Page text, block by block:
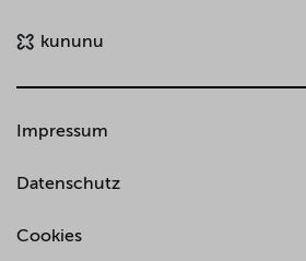
kununu
Impressum
Datenschutz
Cookies